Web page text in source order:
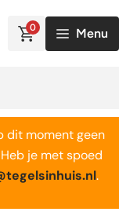
0 Menu
dit moment geen
je met spoed
.